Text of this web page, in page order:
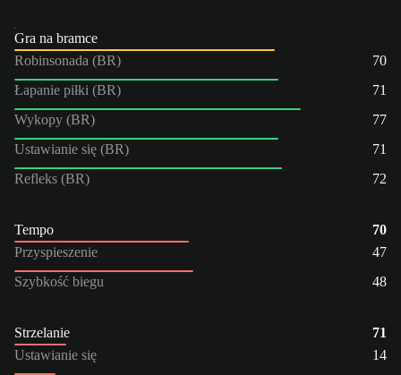
Gra na bramce
Robinsonada (BR)
70
Łapanie piłki (BR)
71
Wykopy (BR)
77
Ustawianie się (BR)
71
Refleks (BR)
72
Tempo
70
Przyspieszenie
47
Szybkość biegu
48
Strzelanie
71
Ustawianie się
14